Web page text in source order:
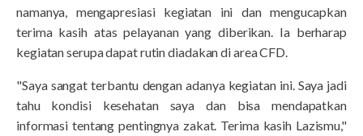
namanya, mengapresiasi kegiatan ini dan mengucapkan
terima kasih atas pelayanan yang diberikan. Ia berharap
kegiatan serupa dapat rutin diadakan di area CFD.
"Saya sangat terbantu dengan adanya kegiatan ini. Saya jadi
tahu kondisi kesehatan saya dan bisa mendapatkan
informasi tentang pentingnya zakat. Terima kasih Lazismu,"